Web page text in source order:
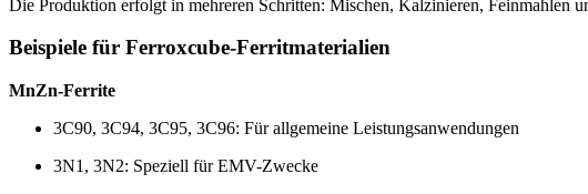
Die Produktion erfolgt in mehreren Schritten: Mischen, Kalzinieren, Feinmahlen
Beispiele für Ferroxcube-Ferritmaterialien
MnZn-Ferrite
3C90, 3C94, 3C95, 3C96: Für allgemeine Leistungsanwendungen
3N1, 3N2: Speziell für EMV-Zwecke